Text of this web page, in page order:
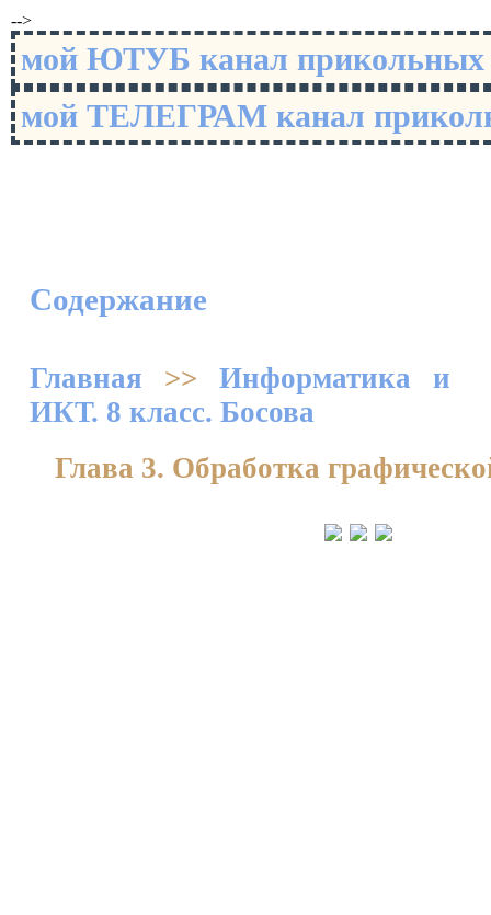
-->
мой ЮТУБ канал
мой ТЕЛЕГРАМ канал
Содержание
Главная >> Информатика и
ИКТ. 8 класс. Босова
Глава 3. Обработка